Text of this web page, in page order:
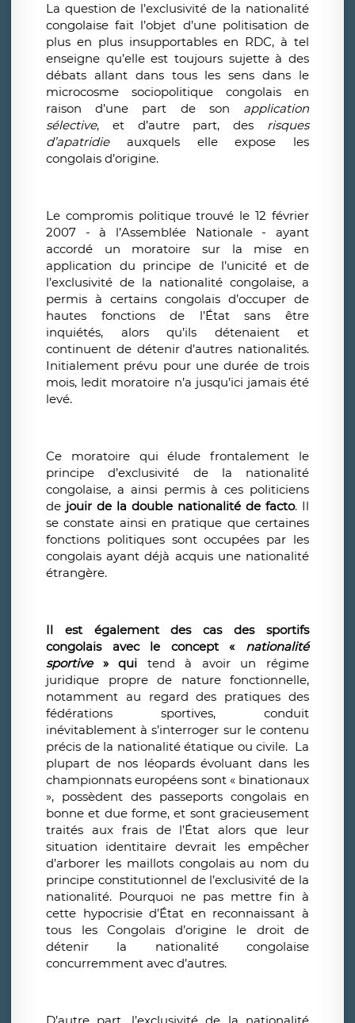
La question de l’exclusivité de la nationalité
congolaise fait l’objet d’une politisation de
plus en plus insupportables en RDC, à tel
enseigne qu’elle est toujours sujette à des
débats allant dans tous les sens dans le
microcosme sociopolitique congolais en
raison d’une part de son application
sélective, et d’autre part, des risques
d’apatridie auxquels elle expose les
congolais d’origine.
Le compromis politique trouvé le 12 février
2007 - à l’Assemblée Nationale - ayant
accordé un moratoire sur la mise en
application du principe de l’unicité et de
l’exclusivité de la nationalité congolaise, a
permis à certains congolais d’occuper de
hautes fonctions de l’État sans être
inquiétés, alors qu’ils détenaient et
continuent de détenir d’autres nationalités.
Initialement prévu pour une durée de trois
mois, ledit moratoire n’a jusqu’ici jamais été
levé.
Ce moratoire qui élude frontalement le
principe d’exclusivité de la nationalité
congolaise, a ainsi permis à ces politiciens
de jouir de la double nationalité de facto. Il
se constate ainsi en pratique que certaines
fonctions politiques sont occupées par les
congolais ayant déjà acquis une nationalité
étrangère.
Il est également des cas des sportifs
congolais avec le concept « nationalité
sportive » qui tend à avoir un régime
juridique propre de nature fonctionnelle,
notamment au regard des pratiques des
fédérations sportives, conduit
inévitablement à s’interroger sur le contenu
précis de la nationalité étatique ou civile. La
plupart de nos léopards évoluant dans les
championnats européens sont « binationaux
», possèdent des passeports congolais en
bonne et due forme, et sont gracieusement
traités aux frais de l’État alors que leur
situation identitaire devrait les empêcher
d’arborer les maillots congolais au nom du
principe constitutionnel de l’exclusivité de la
nationalité. Pourquoi ne pas mettre fin à
cette hypocrisie d’État en reconnaissant à
tous les Congolais d’origine le droit de
détenir la nationalité congolaise
concurremment avec d’autres.